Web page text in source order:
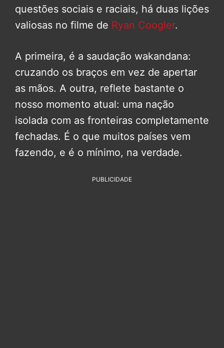
questões sociais e raciais, há duas lições
valiosas no filme de Ryan Coogler.
A primeira, é a saudação wakandana:
cruzando os braços em vez de apertar
as mãos. A outra, reflete bastante o
nosso momento atual: uma nação
isolada com as fronteiras completamente
fechadas. É o que muitos países vem
fazendo, e é o mínimo, na verdade.
PUBLICIDADE